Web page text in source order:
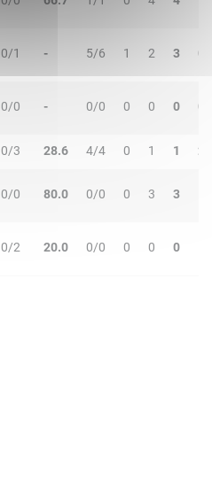
0/1 - 5/6 1 2 3 0
0/0 - 0/0 0 0 0 0
0/3 28.6 4/4 0 1 1 2
0/0 80.0 0/0 0 3 3
0/2 20.0 0/0 0 0 0